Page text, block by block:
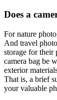
Does a
For nature
And travel
storage for their
camera bag be
exterior
That is, a brief
your valuable